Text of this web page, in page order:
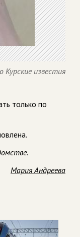
Курские известия
только по
Мария Андреева